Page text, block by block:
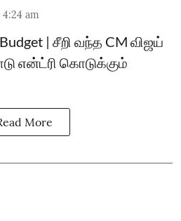
am
| சீறி வந்த CM விஜய்
என்ட்ரி கொடுக்கும்
More